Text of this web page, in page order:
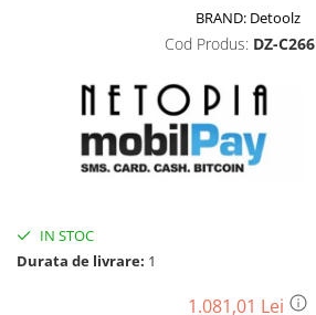
Drujbe pe benzina
Drujbe cu acumulator
Consumabile drujbe, fierastraie
Unelte electrice busteni
Mori cereale si batoze porumb
Batoze - mori desfacat porumb
BRAND: Detoolz
Cod Produs: DZ-C266
IN STOC
Durata de livrare: 1
1.081,01 Lei